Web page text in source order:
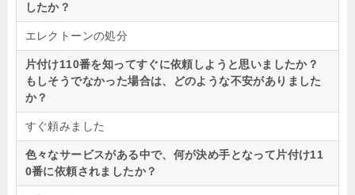
したか？
エレクトーンの処分
片付け110番を知ってすぐに依頼しようと思いましたか？
もしそうでなかった場合は、どのような不安がありました
か？
すぐ頼みました
色々なサービスがある中で、何が決め手となって片付け11
0番に依頼されましたか？